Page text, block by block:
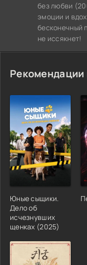
без любви
эмоции и
бесконечный
не иссякнет!
Рекомендации
Юные сыщики.
Дело об
исчезнувших
щенках (2025)